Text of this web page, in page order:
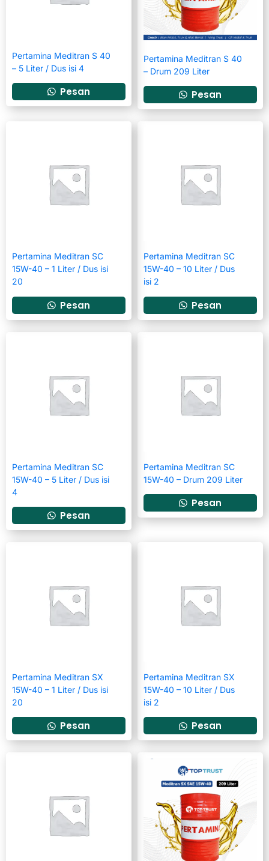
Pertamina Meditran S 40
– 5 Liter / Dus isi 4
Pesan
Pertamina Meditran S 40
– Drum 209 Liter
Pesan
Pertamina Meditran SC
15W-40 – 1 Liter / Dus isi
20
Pesan
Pertamina Meditran SC
15W-40 – 10 Liter / Dus
isi 2
Pesan
Pertamina Meditran SC
15W-40 – 5 Liter / Dus isi
4
Pesan
Pertamina Meditran SC
15W-40 – Drum 209 Liter
Pesan
Pertamina Meditran SX
15W-40 – 1 Liter / Dus isi
20
Pesan
Pertamina Meditran SX
15W-40 – 10 Liter / Dus
isi 2
Pesan